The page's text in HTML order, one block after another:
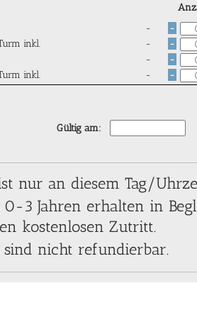
- -
inkl. - -
- -
inkl. - -
Gültig am:
nur an diesem Tag/
3 Jahren erhalten in
kostenlosen Zutritt.
sind nicht refundierbar.